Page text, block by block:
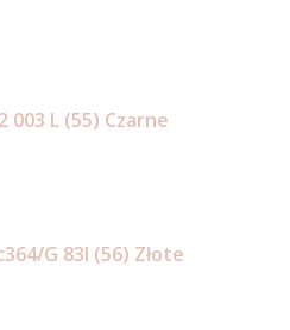
003 L (55) Czarne
G 83I (56) Złote